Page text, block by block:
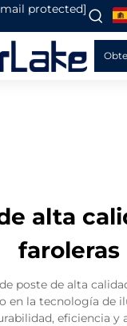
protected]
alta
faroleras
poste de alta
en la tecnología de
eficiencia y